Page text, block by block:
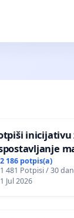
inicijativu
nagrade
događaja
2 186 potpis(a)
1 481 Potpisi / 30
1 Jul 2026